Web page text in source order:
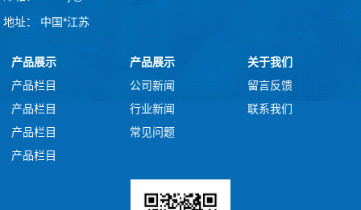
地址： 中国*江苏
产品展示
产品栏目
产品栏目
产品栏目
产品栏目
产品展示
公司新闻
行业新闻
常见问题
关于我们
留言反馈
联系我们